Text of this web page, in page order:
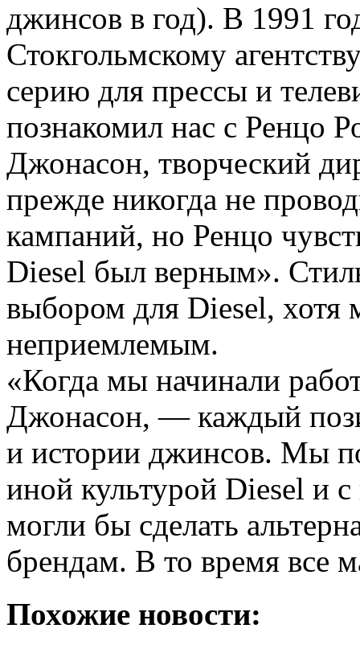
джинсов в год). В 1991
Стокгольмскому
серию для прессы и
познакомил нас с Ренцо
Джонасон, творческий
прежде никогда не
кампаний, но Ренцо
Diesel был верным».
выбором для Diesel, хотя
неприемлемым.
«Когда мы начинали
Джонасон, — каждый
и истории джинсов. Мы
иной культурой Diesel и
могли бы сделать
брендам. В то время все
Похожие новости: